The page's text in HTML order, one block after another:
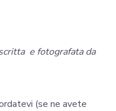
e fotografata da
(se ne avete